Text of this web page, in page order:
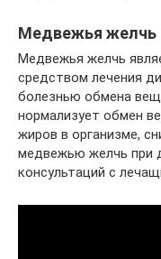
Медвежья желчь
Медвежья желчь
средством лечения
болезнью обмена
нормализует обмен
жиров в организме,
медвежью желчь при
консультаций с